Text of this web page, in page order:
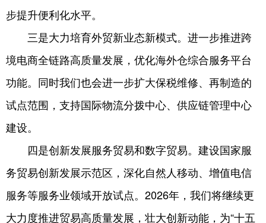
步提升便利化水平。
三是大力培育外贸新业态新模式。进一步推进跨
境电商全链路高质量发展，优化海外仓综合服务平台
功能。同时我们也会进一步扩大保税维修、再制造的
试点范围，支持国际物流分拨中心、供应链管理中心
建设。
四是创新发展服务贸易和数字贸易。建设国家服
务贸易创新发展示范区，深化自然人移动、增值电信
服务等服务业领域开放试点。2026年，我们将继续更
大力度推进贸易高质量发展，壮大创新动能，为“十五